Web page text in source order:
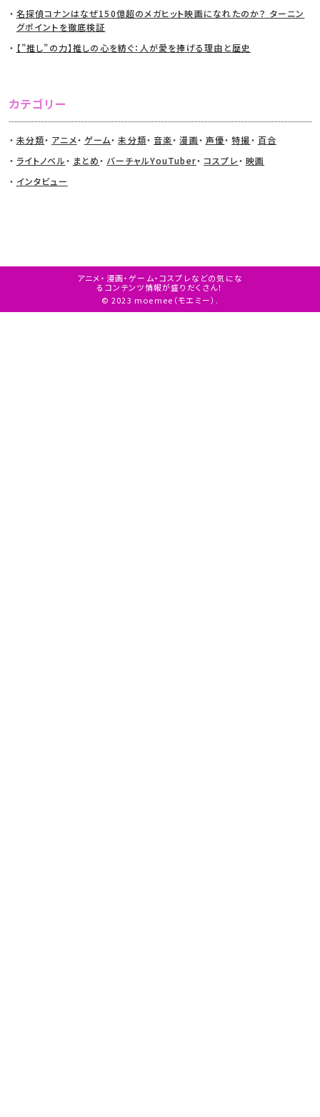
名探偵コナンはなぜ150億超のメガヒット映画になれたのか？ ターニン
グポイントを徹底検証
【”推し”の力】推しの心を紡ぐ：人が愛を捧げる理由と歴史
カテゴリー
未分類 アニメ ゲーム 未分類 音楽 漫画 声優 特撮
百合
ライトノベル
まとめ バーチャルYouTuber コスプレ
映画
インタビュー
アニメ・漫画・ゲーム・コスプレなどの気にな
るコンテンツ情報が盛りだくさん！
© 2023 moemee（モエミー）.